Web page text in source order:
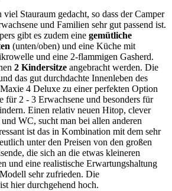
Stauraum gedacht, so dass der Camper
und Familien sehr gut passend ist.
gibt es zudem eine gemütliche
(unten/oben) und eine Küche mit
und eine 2-flammigen Gasherd.
2 Kindersitze angebracht werden. Die
das gut durchdachte Innenleben des
4 Deluxe zu einer perfekten Option
für 2 - 3 Erwachsene und besonders für
Einen relativ neuen Hitop, clever
WC, sucht man bei allen anderen
ist das in Kombination mit dem sehr
unter den Preisen von den großen
die sich an die etwas kleineren
und eine realistische Erwartungshaltung
sehr zufrieden. Die
hier durchgehend hoch.